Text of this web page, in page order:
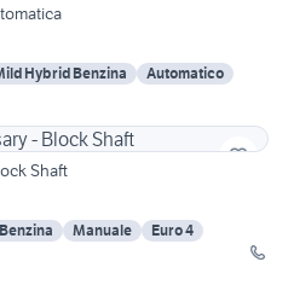
Hybrid Benzina
Automatico
Shaft
Benzina Manuale
Euro 4